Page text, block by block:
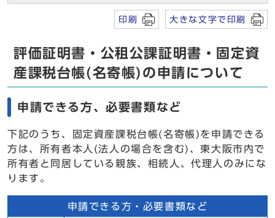
印刷 大きな文字で印刷
評価証明書・公租公課証明書・固定資
産課税台帳(名寄帳)の申請について
申請できる方、必要書類など
下記のうち、固定資産課税台帳(名寄帳)を申請できる
方は、所有者本人(法人の場合を含む)、東大阪市内で
所有者と同居している親族、相続人、代理人のみにな
ります。
申請できる方・必要書類など